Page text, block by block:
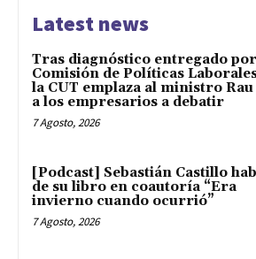
Latest news
Tras diagnóstico entregado por
Comisión de Políticas
la CUT emplaza al ministro Rau
a los empresarios a debatir
7 Agosto, 2026
[Podcast] Sebastián Castillo
de su libro en coautoría “Era
invierno cuando ocurrió”
7 Agosto, 2026